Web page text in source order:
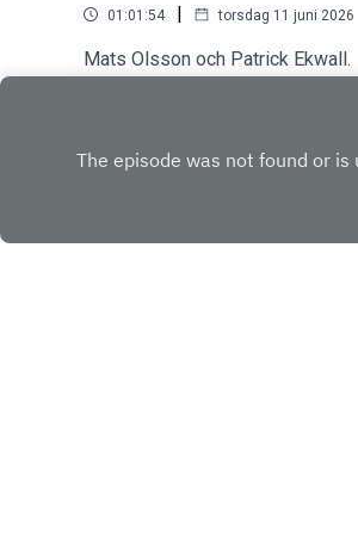
01:01:54 | torsdag 11 juni 2026
Mats Olsson och Patrick Ekwall.